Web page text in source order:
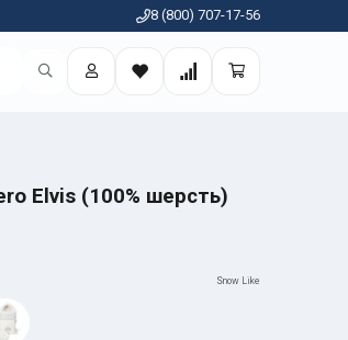
8 (800) 707-17-56
Elvis (100% шерсть)
Snow Like